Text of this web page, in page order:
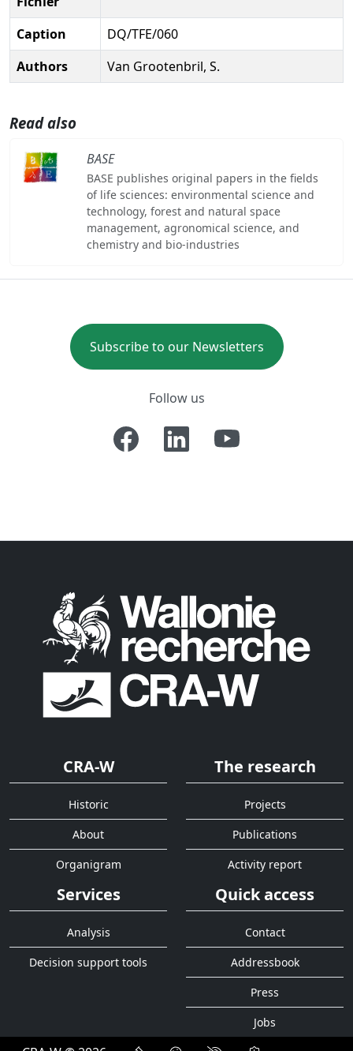
Caption
DQ/TFE/060
Authors
Van Grootenbril, S.
Read also
BASE
BASE publishes original papers in the fields
of life sciences: environmental science and
technology, forest and natural space
management, agronomical science, and
chemistry and bio-industries
Subscribe to our Newsletters
Follow us
CRA-W
Historic
About
Organigram
The research
Projects
Publications
Activity report
Services
Analysis
Decision support tools
Quick access
Contact
Addressbook
Press
Jobs